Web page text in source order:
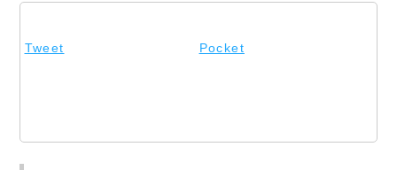
Tweet Pocket